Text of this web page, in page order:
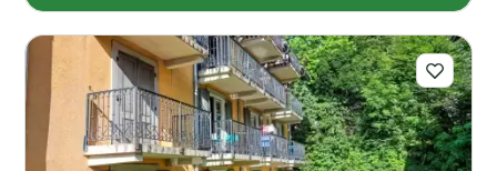
Afstand 1
Prijs